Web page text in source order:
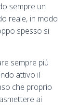
sempre un
reale, in modo
spesso si
sempre più
attivo il
che proprio
ai